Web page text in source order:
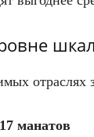
манатов